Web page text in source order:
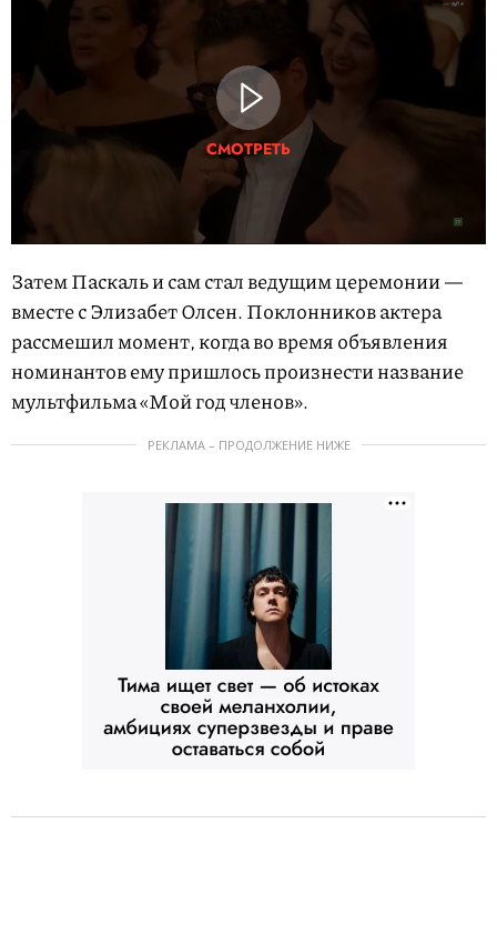
СМОТРЕТЬ
Затем Паскаль и сам стал ведущим церемонии —
вместе с Элизабет Олсен. Поклонников актера
рассмешил момент, когда во время объявления
номинантов ему пришлось произнести название
мультфильма «Мой год членов».
РЕКЛАМА – ПРОДОЛЖЕНИЕ НИЖЕ